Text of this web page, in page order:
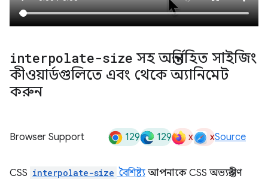
interpolate-size সহ অন্তর্নিহিত সাইজিং
কীওয়ার্ডগুলিতে এবং থেকে অ্যানিমেট
করুন
Browser Support 129 129 x xSource
CSS interpolate-size বৈশিষ্ট্য আপনাকে CSS অভ্যন্তরীণ